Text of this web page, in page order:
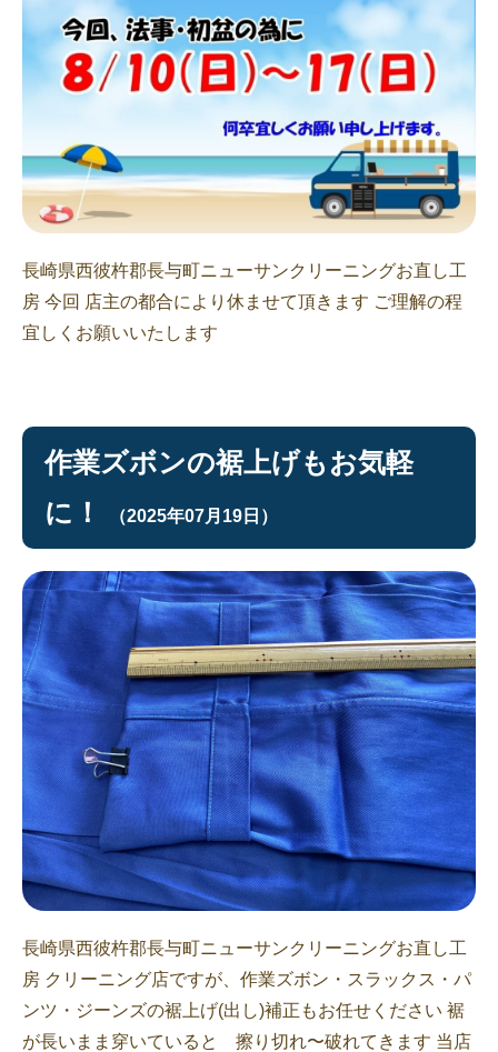
長崎県西彼杵郡長与町ニューサンクリーニングお直し工
房 今回 店主の都合により休ませて頂きます ご理解の程
宜しくお願いいたします
作業ズボンの裾上げもお気軽
に！
（2025年07月19日）
長崎県西彼杵郡長与町ニューサンクリーニングお直し工
房 クリーニング店ですが、作業ズボン・スラックス・パ
ンツ・ジーンズの裾上げ(出し)補正もお任せください 裾
が長いまま穿いていると 擦り切れ〜破れてきます 当店